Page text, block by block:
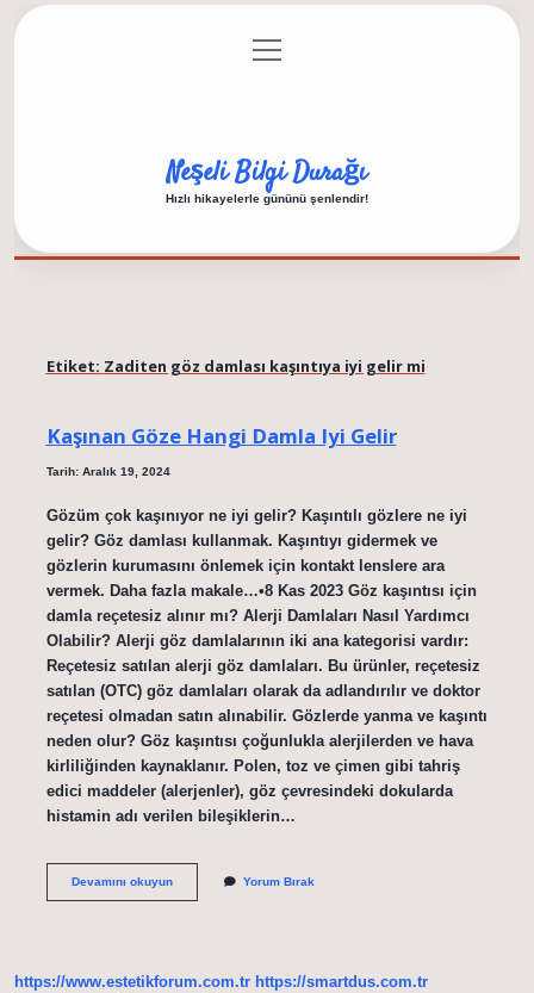
Gizlilik Politikası
menüyü
aç
Neşeli Bilgi Durağı
Hızlı hikayelerle gününü şenlendir!
Etiket: Zaditen göz damlası kaşıntıya iyi gelir mi
Kaşınan Göze Hangi Damla Iyi Gelir
Tarih: Aralık 19, 2024
Gözüm çok kaşınıyor ne iyi gelir? Kaşıntılı gözlere ne iyi
gelir? Göz damlası kullanmak. Kaşıntıyı gidermek ve
gözlerin kurumasını önlemek için kontakt lenslere ara
vermek. Daha fazla makale…•8 Kas 2023 Göz kaşıntısı için
damla reçetesiz alınır mı? Alerji Damlaları Nasıl Yardımcı
Olabilir? Alerji göz damlalarının iki ana kategorisi vardır:
Reçetesiz satılan alerji göz damlaları. Bu ürünler, reçetesiz
satılan (OTC) göz damlaları olarak da adlandırılır ve doktor
reçetesi olmadan satın alınabilir. Gözlerde yanma ve kaşıntı
neden olur? Göz kaşıntısı çoğunlukla alerjilerden ve hava
kirliliğinden kaynaklanır. Polen, toz ve çimen gibi tahriş
edici maddeler (alerjenler), göz çevresindeki dokularda
histamin adı verilen bileşiklerin…
Devamını okuyunKaşınan
Yorum Bırak
https://www.estetikforum.com.tr https://smartdus.com.tr